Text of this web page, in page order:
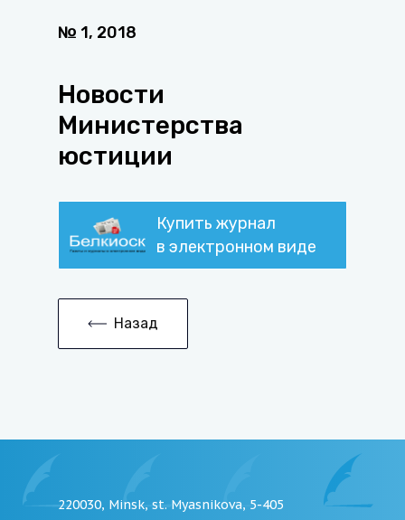
№ 1, 2018
Новости
Министерства
юстиции
Купить журнал
в электронном виде
Назад
220030, Minsk, st. Myasnikova, 5-405